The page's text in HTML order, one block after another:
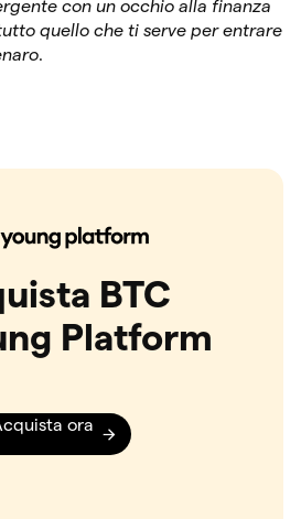
con un occhio alla finanza
quello che ti serve per entrare
BTC
Platform
ora